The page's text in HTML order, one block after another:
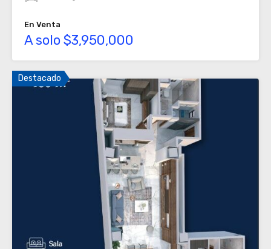
En Venta
A solo $3,950,000
Destacado